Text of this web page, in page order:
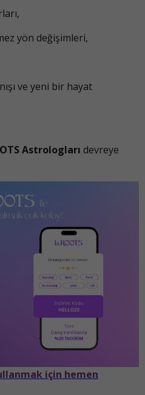
yön değişimleri,
ve yeni bir hayat
Astrologları devreye
için hemen